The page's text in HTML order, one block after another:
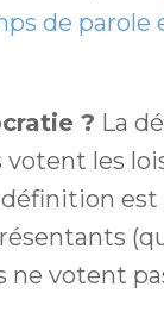
de parole
? La
les
ne votent